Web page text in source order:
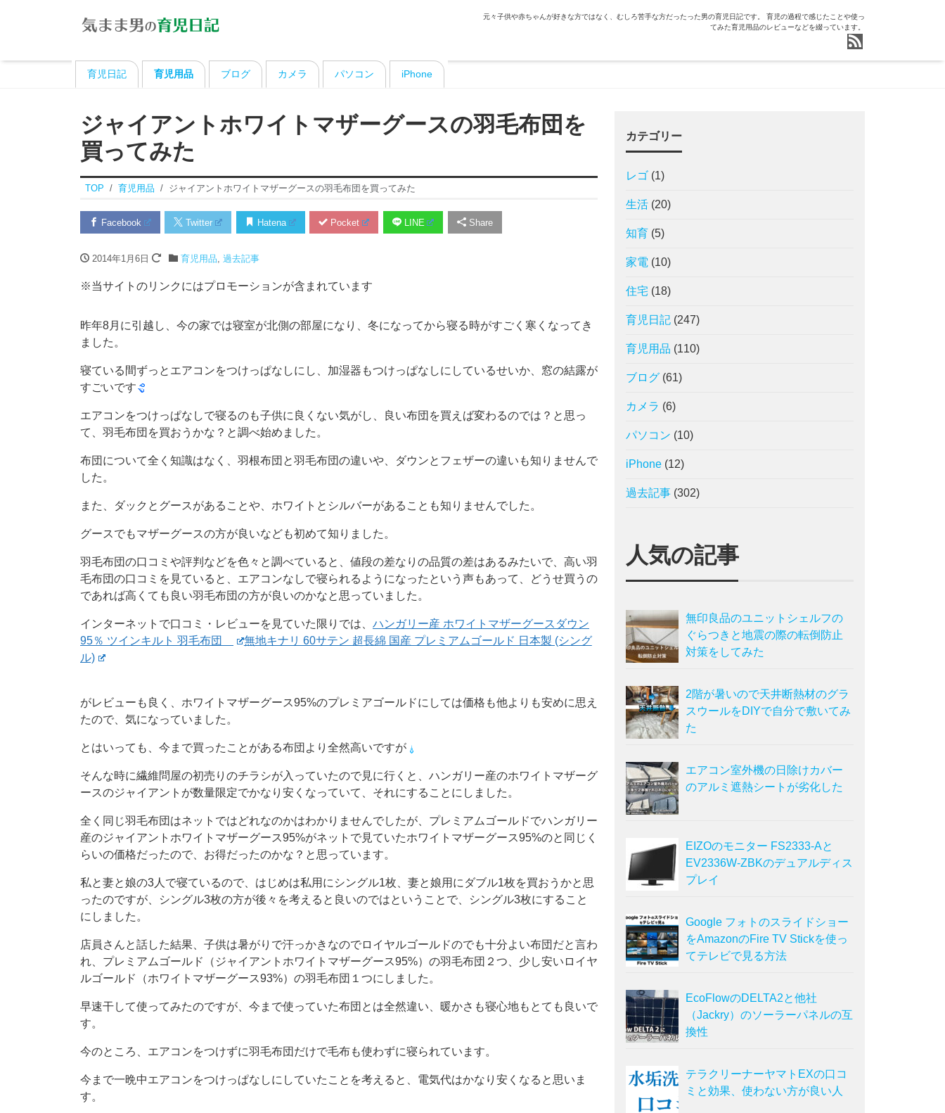
元々子供や赤ちゃんが好きな方ではなく、むしろ苦手な方だったった男の育児日記です。 育児の過程で感じたことや使っ
てみた育児用品のレビューなどを綴っています。
育児日記 育児用品 ブログ カメラ パソコン iPhone
ジャイアントホワイトマザーグースの羽毛布団を
買ってみた
TOP 育児用品 ジャイアントホワイトマザーグースの羽毛布団を買ってみた
Facebook Twitter Hatena Pocket LINE Share
2014年1月6日 育児用品 過去記事
※当サイトのリンクにはプロモーションが含まれています
昨年8月に引越し、今の家では寝室が北側の部屋になり、冬になってから寝る時がすごく寒くなってき
ました。
寝ている間ずっとエアコンをつけっぱなしにし、加湿器もつけっぱなしにしているせいか、窓の結露が
すごいです
エアコンをつけっぱなしで寝るのも子供に良くない気がし、良い布団を買えば変わるのでは？と思っ
て、羽毛布団を買おうかな？と調べ始めました。
布団について全く知識はなく、羽根布団と羽毛布団の違いや、ダウンとフェザーの違いも知りませんで
した。
また、ダックとグースがあることや、ホワイトとシルバーがあることも知りませんでした。
グースでもマザーグースの方が良いなども初めて知りました。
羽毛布団の口コミや評判などを色々と調べていると、値段の差なりの品質の差はあるみたいで、高い羽
毛布団の口コミを見ていると、エアコンなしで寝られるようになったという声もあって、どうせ買うの
であれば高くても良い羽毛布団の方が良いのかなと思っていました。
インターネットで口コミ・レビューを見ていた限りでは、 ハンガリー産 ホワイトマザーグースダウン
95％ ツインキルト 羽毛布団
無地キナリ 60サテン 超長綿 国産 プレミアムゴールド 日本製 (シング
ル)
がレビューも良く、ホワイトマザーグース95%のプレミアゴールドにしては価格も他よりも安めに思え
たので、気になっていました。
とはいっても、今まで買ったことがある布団より全然高いですが
そんな時に繊維問屋の初売りのチラシが入っていたので見に行くと、ハンガリー産のホワイトマザーグ
ースのジャイアントが数量限定でかなり安くなっていて、それにすることにしました。
全く同じ羽毛布団はネットではどれなのかはわかりませんでしたが、プレミアムゴールドでハンガリー
産のジャイアントホワイトマザーグース95%がネットで見ていたホワイトマザーグース95%のと同じく
らいの価格だったので、お得だったのかな？と思っています。
私と妻と娘の3人で寝ているので、はじめは私用にシングル1枚、妻と娘用にダブル1枚を買おうかと思
ったのですが、シングル3枚の方が後々を考えると良いのではということで、シングル3枚にすること
にしました。
店員さんと話した結果、子供は暑がりで汗っかきなのでロイヤルゴールドのでも十分よい布団だと言わ
れ、プレミアムゴールド（ジャイアントホワイトマザーグース95%）の羽毛布団２つ、少し安いロイヤ
ルゴールド（ホワイトマザーグース93%）の羽毛布団１つにしました。
早速干して使ってみたのですが、今まで使っていた布団とは全然違い、暖かさも寝心地もとても良いで
す。
今のところ、エアコンをつけずに羽毛布団だけで毛布も使わずに寝られています。
今まで一晩中エアコンをつけっぱなしにしていたことを考えると、電気代はかなり安くなると思いま
す。
カテゴリー
レゴ (1)
生活 (20)
知育 (5)
家電 (10)
住宅 (18)
育児日記 (247)
育児用品 (110)
ブログ (61)
カメラ (6)
パソコン (10)
iPhone (12)
過去記事 (302)
人気の記事
無印良品のユニットシェルフの
ぐらつきと地震の際の転倒防止
対策をしてみた
2階が暑いので天井断熱材のグラ
スウールをDIYで自分で敷いてみ
た
エアコン室外機の日除けカバー
のアルミ遮熱シートが劣化した
EIZOのモニター FS2333-Aと
EV2336W-ZBKのデュアルディス
プレイ
Google フォトのスライドショー
をAmazonのFire TV Stickを使っ
てテレビで見る方法
EcoFlowのDELTA2と他社
（Jackry）のソーラーパネルの互
換性
テラクリーナーヤマトEXの口コ
ミと効果、使わない方が良い人